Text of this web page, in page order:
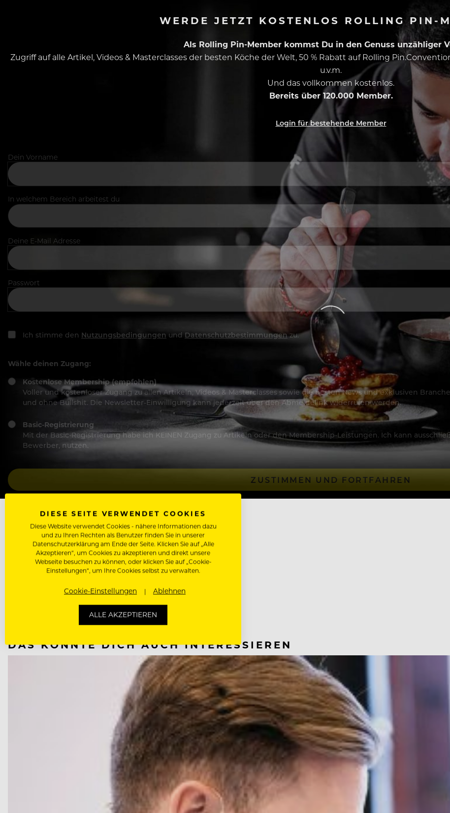
WERDE JETZT KOSTENLOS ROLLING PIN-
Als Rolling Pin-Member kommst Du in den Genuss unzähliger
Zugriff auf alle Artikel, Videos & Masterclasses der besten Köche der Welt, 50 % Rabatt auf Rolling
u.v.m.
Und das vollkommen kostenlos.
Bereits über 120.000 Member.
Login für bestehende Member
Dein Vorname
In welchem Bereich arbeitest du
Deine E-Mail Adresse
Passwort
Ich stimme den Nutzungsbedingungen und Datenschutzbestimmungenzu.
Wähle deinen Zugang:
Kostenlose Membership (empfohlen)
Voller und kostenloser Zugang zu allen Artikeln, Videos & Masterclasses sowie die besten News und exklusiven
und ohne Bullshit. Die Newsletter-Einwilligung kann jederzeit über den Abmeldelink widerrufen werden.
Basic-Registrierung
Mit der Basic-Registrierung habe ich KEINEN Zugang zu Artikeln oder den Membership-Leistungen. Ich kann
Bewerber, nutzen.
ZUSTIMMEN UND FORTFAHREN
NÄCHSTER ARTIKEL
VORHERIGER ARTIKEL
DAS KÖNNTE DICH AUCH INTERESSIEREN
DIESE SEITE VERWENDET COOKIES
Diese Website verwendet Cookies - nähere Informationen dazu
und zu Ihren Rechten als Benutzer finden Sie in unserer
Datenschutzerklärung am Ende der Seite. Klicken Sie auf „Alle
Akzeptieren“, um Cookies zu akzeptieren und direkt unsere
Webseite besuchen zu können, oder klicken Sie auf „Cookie-
Einstellungen“, um Ihre Cookies selbst zu verwalten.
Cookie-Einstellungen Ablehnen
ALLE AKZEPTIEREN